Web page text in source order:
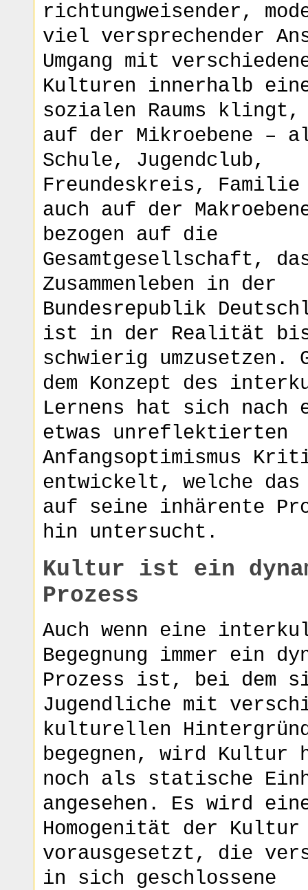
richtungweisender,
viel versprechender
Umgang mit
Kulturen innerhalb
sozialen Raums klingt,
auf der Mikroebene –
Schule, Jugendclub,
Freundeskreis,
auch auf der
bezogen auf die
Gesamtgesellschaft,
Zusammenleben in der
Bundesrepublik
ist in der Realität
schwierig umzusetzen.
dem Konzept des
Lernens hat sich nach
etwas unreflektierten
Anfangsoptimismus
entwickelt, welche das
auf seine inhärente
hin untersucht.
Kultur ist ein
Prozess
Auch wenn eine
Begegnung immer ein
Prozess ist, bei dem
Jugendliche mit
kulturellen
begegnen, wird Kultur
noch als statische
angesehen. Es wird
Homogenität der Kultur
vorausgesetzt, die
in sich geschlossene